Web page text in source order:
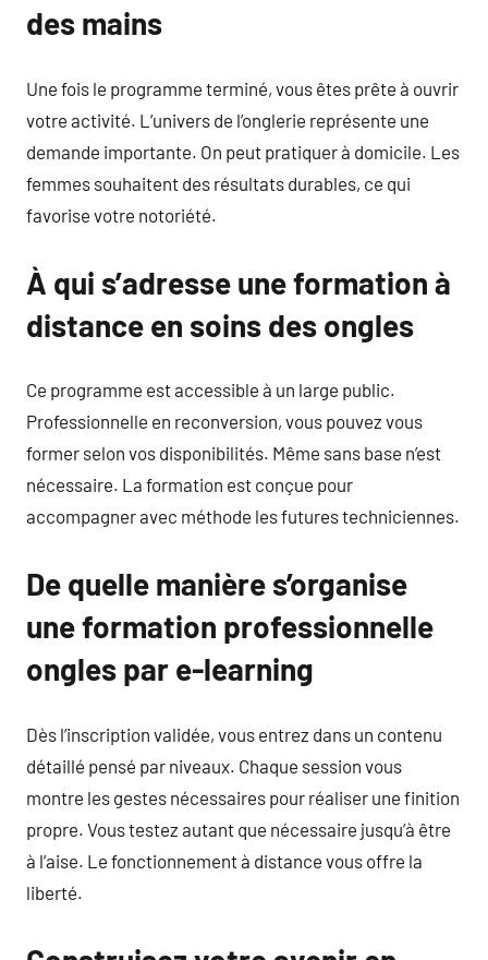
des mains
Une fois le programme terminé, vous êtes prête à ouvrir
votre activité. L’univers de l’onglerie représente une
demande importante. On peut pratiquer à domicile. Les
femmes souhaitent des résultats durables, ce qui
favorise votre notoriété.
À qui s’adresse une formation à
distance en soins des ongles
Ce programme est accessible à un large public.
Professionnelle en reconversion, vous pouvez vous
former selon vos disponibilités. Même sans base n’est
nécessaire. La formation est conçue pour
accompagner avec méthode les futures techniciennes.
De quelle manière s’organise
une formation professionnelle
ongles par e-learning
Dès l’inscription validée, vous entrez dans un contenu
détaillé pensé par niveaux. Chaque session vous
montre les gestes nécessaires pour réaliser une finition
propre. Vous testez autant que nécessaire jusqu’à être
à l’aise. Le fonctionnement à distance vous offre la
liberté.